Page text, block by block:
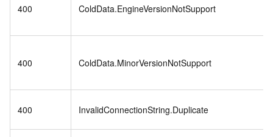
400 ColdData.EngineVersionNotSupport
400 ColdData.MinorVersionNotSupport
400 InvalidConnectionString.Duplicate